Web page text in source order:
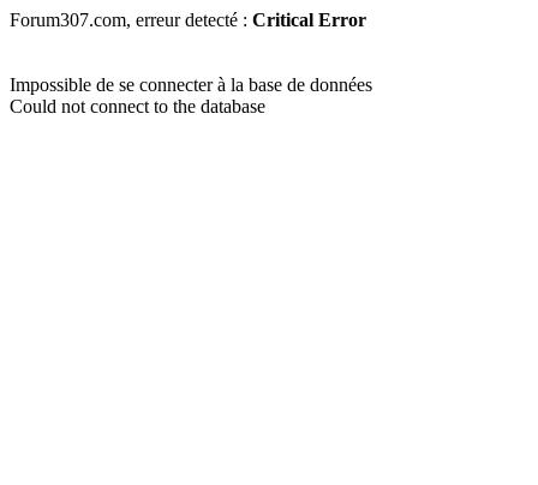
Forum307.com, erreur detecté : Critical Error
Impossible de se connecter à la base de données
Could not connect to the database